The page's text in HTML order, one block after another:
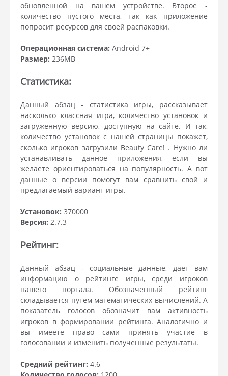
обновленной на вашем устройстве. Второе -
количество пустого места, так как приложение
попросит ресурсов для своей распаковки.
Операционная система: Android 7+
Размер: 236MB
Статистика:
Данный абзац - статистика игры, рассказывает
насколько классная игра, количество установок и
загруженную версию, доступную на сайте. И так,
количество установок с нашей страницы покажет,
сколько игроков загрузили Beauty Care! . Нужно ли
устанавливать данное приложения, если вы
желаете ориентироваться на популярность. А вот
данные о версии помогут вам сравнить свой и
предлагаемый вариант игры.
Установок: 370000
Версия: 2.7.3
Рейтинг:
Данный абзац - социальные данные, дает вам
информацию о рейтинге игры, среди игроков
нашего портала. Обозначенный рейтинг
складывается путем математических вычислений. А
показатель голосов обозначит вам активность
игроков в формировании рейтинга. Аналогично и
вы имеете право сами принять участие в
голосовании и изменить полученные результаты.
Средний рейтинг: 4.6